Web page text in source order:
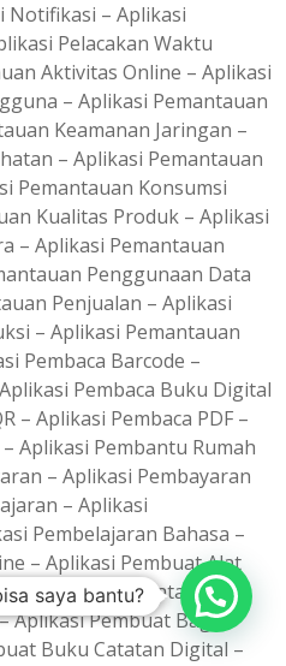
Notifikasi – Aplikasi
Pelacakan Waktu
Aktivitas Online – Aplikasi
– Aplikasi Pemantauan
Keamanan Jaringan –
– Aplikasi Pemantauan
Pemantauan Konsumsi
Kualitas Produk – Aplikasi
– Aplikasi Pemantauan
Penggunaan Data
Penjualan – Aplikasi
– Aplikasi Pemantauan
Pembaca Barcode –
Pembaca Buku Digital
– Aplikasi Pembaca PDF –
Aplikasi Pembantu Rumah
– Aplikasi Pembayaran
– Aplikasi
Pembelajaran Bahasa –
– Aplikasi Pembuat Alat
Analisis Data –
Aplikasi Pembuat Bagan
Buku Catatan Digital –
saya bantu?